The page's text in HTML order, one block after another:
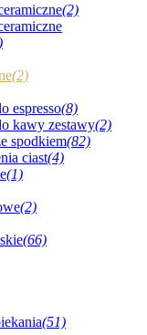
(2)
(2)
espresso(8)
kawy zestawy(2)
spodkiem(82)
ciast(4)
(1)
(2)
(66)
(51)